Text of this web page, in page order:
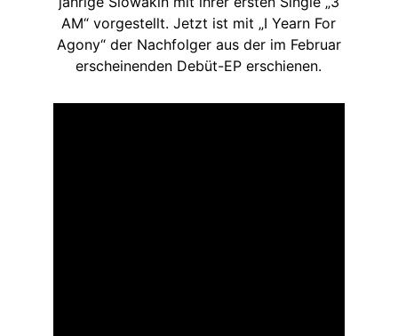
AM“ vorgestellt. Jetzt ist mit „I Yearn For
Agony“ der Nachfolger aus der im Februar
erscheinenden Debüt-EP erschienen.